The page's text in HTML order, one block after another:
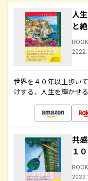
人
と
世界を４０年以上歩い
けする、人生を輝かせ
共
１